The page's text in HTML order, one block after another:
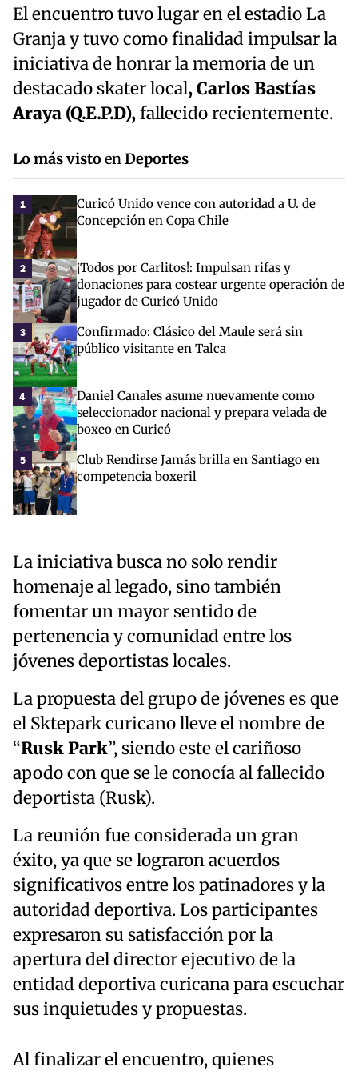
El encuentro tuvo lugar en el estadio La
Granja y tuvo como finalidad impulsar la
iniciativa de honrar la memoria de un
destacado skater local, Carlos Bastías
Araya (Q.E.P.D),fallecido recientemente.
Lo más vistoenDeportes
1
Curicó Unido vence con autoridad a U. de
Concepción en Copa Chile
2
¡Todos por Carlitos!: Impulsan rifas y
donaciones para costear urgente operación de
jugador de Curicó Unido
3
Confirmado: Clásico del Maule será sin
público visitante en Talca
4
Daniel Canales asume nuevamente como
seleccionador nacional y prepara velada de
boxeo en Curicó
5
Club Rendirse Jamás brilla en Santiago en
competencia boxeril
La iniciativa busca no solo rendir
homenaje al legado, sino también
fomentar un mayor sentido de
pertenencia y comunidad entre los
jóvenes deportistas locales.
La propuesta del grupo de jóvenes es que
el Sktepark curicano lleve el nombre de
“Rusk Park”, siendo este el cariñoso
apodo con que se le conocía al fallecido
deportista (Rusk).
La reunión fue considerada un gran
éxito, ya que se lograron acuerdos
significativos entre los patinadores y la
autoridad deportiva. Los participantes
expresaron su satisfacción por la
apertura del director ejecutivo de la
entidad deportiva curicana para escuchar
sus inquietudes y propuestas.
Al finalizar el encuentro, quienes